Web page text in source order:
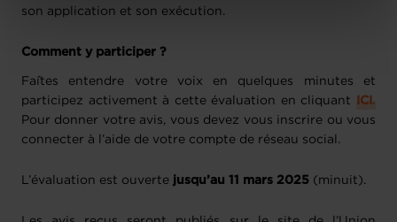
Charte d’usage des cookieset notre
son application et son exécution.
Comment y participer ?
Faîtes entendre votre voix en quelques minutes et
participez activement à cette évaluation en cliquant
ICI .
Pour donner votre avis, vous devez vous inscrire ou vous
connecter à l’aide de votre compte de réseau social.
L’évaluation est ouverte jusqu’au 11 mars 2025 (minuit).